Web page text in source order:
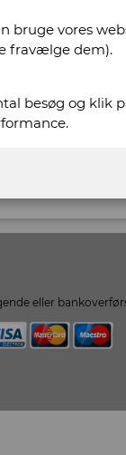
eller
bruge vores
fravælge dem).
besøg og klik